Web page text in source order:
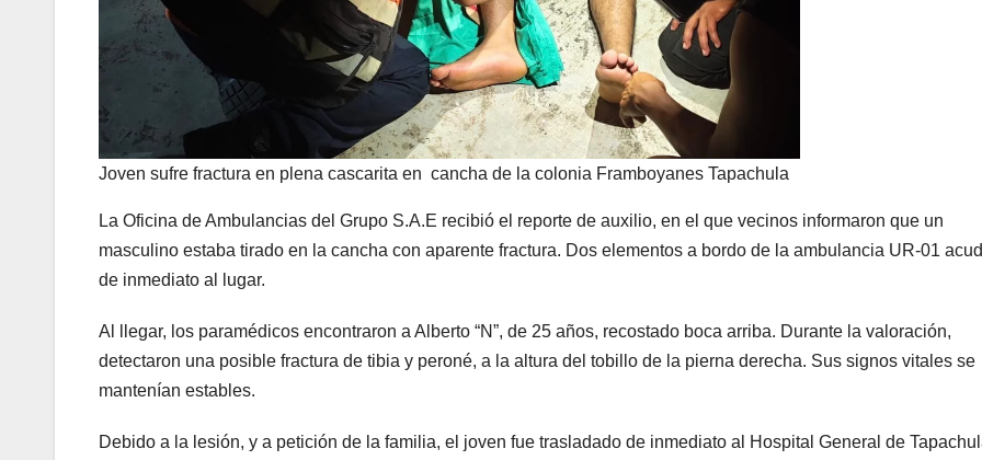
Joven sufre fractura en plena cascarita en cancha de la colonia Framboyanes Tapachula
La Oficina de Ambulancias del Grupo S.A.E recibió el reporte de auxilio, en el que vecinos informaron que un
masculino estaba tirado en la cancha con aparente fractura. Dos elementos a bordo de la ambulancia UR-01
de inmediato al lugar.
Al llegar, los paramédicos encontraron a Alberto “N”, de 25 años, recostado boca arriba. Durante la valoración,
detectaron una posible fractura de tibia y peroné, a la altura del tobillo de la pierna derecha. Sus signos vitales se
mantenían estables.
Debido a la lesión, y a petición de la familia, el joven fue trasladado de inmediato al Hospital General de